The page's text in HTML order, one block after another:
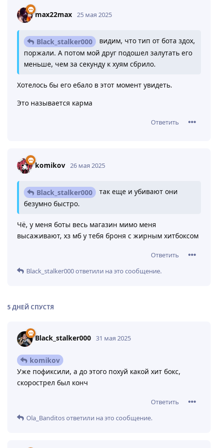
max22max 25 мая 2025
Black_stalker000
видим, что тип от бота здох,
поржали. А потом мой друг подошел залутать его
меньше, чем за секунду к хуям сбрило.
Хотелось бы его ебало в этот момент увидеть.
Это называется карма
Ответить
komikov 26 мая 2025
Black_stalker000
так еще и убивают они
безумно быстро.
Чё, у меня боты весь магазин мимо меня
высаживают, хз мб у тебя броня с жирным хитбоксом
Ответить
Black_stalker000ответили на это сообщение.
5 ДНЕЙ СПУСТЯ
Black_stalker000 31 мая 2025
komikov
Уже пофиксили, а до этого похуй какой хит бокс,
скорострел был конч
Ответить
Ola_Banditosответили на это сообщение.